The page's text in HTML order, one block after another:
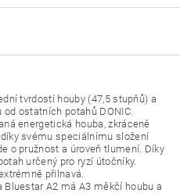
tvrdostí houby (47,5 stupňů) a
ostatních potahů DONIC.
energetická houba, zkráceně
svému speciálnímu složení
o pružnost a úroveň tlumení. Díky
určený pro ryzí útočníky.
přilnavá.
A2 má A3 měkčí houbu a